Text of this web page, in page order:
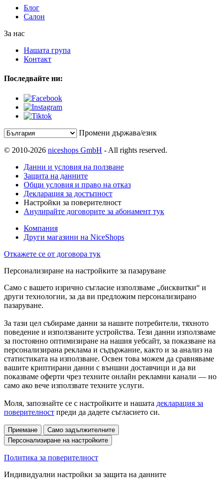
Блог
Салон
За нас
Нашата група
Контакт
Последвайте ни:
Промени държава/език
© 2010-2026 niceshops GmbH - All rights reserved.
Данни и условия на ползване
Защита на данните
Общи условия и право на отказ
Декларация за достъпност
Настройки за поверителност
Анулирайте договорите за абонамент тук
Компания
Други магазини на NiceShops
Откажете се от договора тук
Персонализиране на настройките за пазаруване
Само с вашето изрично съгласие използваме „бисквитки“ и
други технологии, за да ви предложим персонализирано
пазаруване.
За тази цел събираме данни за нашите потребители, тяхното
поведение и използваните устройства. Тези данни използваме
за постоянно оптимизиране на нашия уебсайт, за показване на
персонализирана реклама и съдържание, както и за анализ на
статистиката на използване. Освен това можем да сравняваме
вашите криптирани данни с външни доставчици и да ви
показваме оферти чрез техните онлайн рекламни канали — но
само ако вече използвате техните услуги.
Моля, запознайте се с настройките и нашата декларация за
поверителност преди да дадете съгласието си.
Приемане
Само задължителните
Персонализиране на настройките
Политика за поверителност
Индивидуални настройки за защита на данните